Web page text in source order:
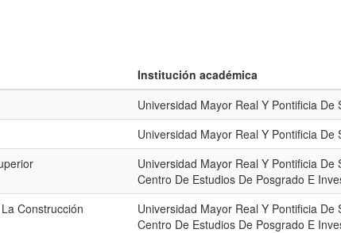
Institución académica
Universidad Mayor Real Y Pontificia
Universidad Mayor Real Y Pontificia
Universidad Mayor Real Y Pontificia
Centro De Estudios De Posgrado E
Construcción
Universidad Mayor Real Y Pontificia
Centro De Estudios De Posgrado E